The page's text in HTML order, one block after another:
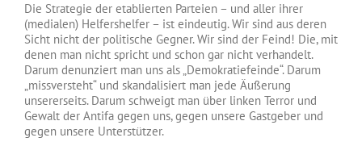
Die Strategie der etablierten Parteien – und aller ihrer
(medialen) Helfershelfer – ist eindeutig. Wir sind aus deren
Sicht nicht der politische Gegner. Wir sind der Feind! Die, mit
denen man nicht spricht und schon gar nicht verhandelt.
Darum denunziert man uns als „Demokratiefeinde“. Darum
„missversteht“ und skandalisiert man jede Äußerung
unsererseits. Darum schweigt man über linken Terror und
Gewalt der Antifa gegen uns, gegen unsere Gastgeber und
gegen unsere Unterstützer.